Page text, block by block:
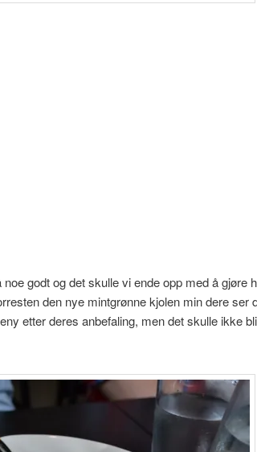
godt og det skulle vi ende opp med å gjøre
den nye mintgrønne kjolen min dere ser
etter deres anbefaling, men det skulle ikke